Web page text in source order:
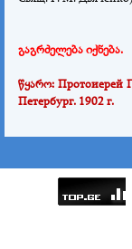
გაგრძელება იქნება.
წყარო: Протоиерей
Петербург. 1902 г.